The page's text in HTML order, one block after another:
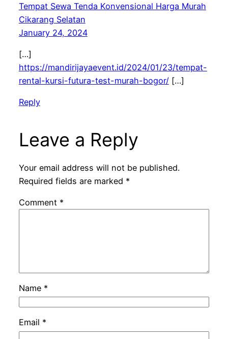
Tempat Sewa Tenda Konvensional Harga Murah
Cikarang Selatan
January 24, 2024
[…]
https://mandirijayaevent.id/2024/01/23/tempat-
rental-kursi-futura-test-murah-bogor/[…]
Reply
Leave a Reply
Your email address will not be published.
Required fields are marked *
Comment *
Name *
Email *